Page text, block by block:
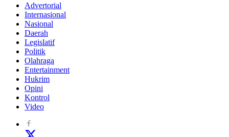
Advertorial
Internasional
Nasional
Daerah
Legislatif
Politik
Olahraga
Entertainment
Hukrim
Opini
Kontrol
Video